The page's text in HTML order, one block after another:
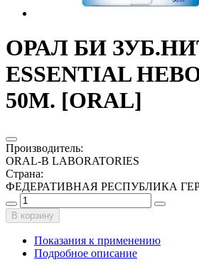
ОРАЛ БИ
ESSENTIAL
50М. [ORAL]
Производитель:
ORAL-B LABORATORIES
Страна:
ФЕДЕРАТИВНАЯ РЕСПУБЛИКА
В корзину
Показания к применению
Подробное описание